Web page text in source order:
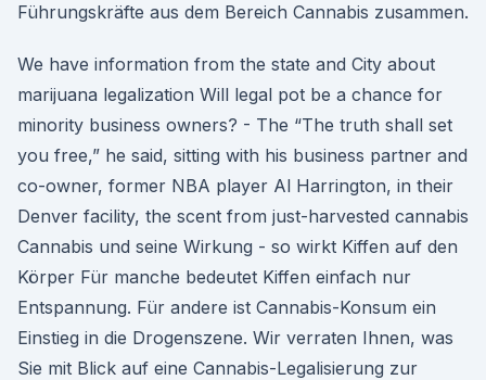
Führungskräfte aus dem Bereich Cannabis zusammen.
We have information from the state and City about
marijuana legalization Will legal pot be a chance for
minority business owners? - The “The truth shall set
you free,” he said, sitting with his business partner and
co-owner, former NBA player Al Harrington, in their
Denver facility, the scent from just-harvested cannabis
Cannabis und seine Wirkung - so wirkt Kiffen auf den
Körper Für manche bedeutet Kiffen einfach nur
Entspannung. Für andere ist Cannabis-Konsum ein
Einstieg in die Drogenszene. Wir verraten Ihnen, was
Sie mit Blick auf eine Cannabis-Legalisierung zur